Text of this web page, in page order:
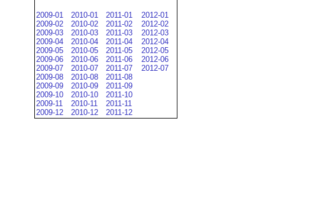
2009-01
2009-02
2009-03
2009-04
2009-05
2009-06
2009-07
2009-08
2009-09
2009-10
2009-11
2009-12
2010-01
2010-02
2010-03
2010-04
2010-05
2010-06
2010-07
2010-08
2010-09
2010-10
2010-11
2010-12
2011-01
2011-02
2011-03
2011-04
2011-05
2011-06
2011-07
2011-08
2011-09
2011-10
2011-11
2011-12
2012-01
2012-02
2012-03
2012-04
2012-05
2012-06
2012-07